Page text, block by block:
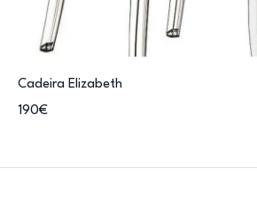
Cadeira Elizabeth
190€